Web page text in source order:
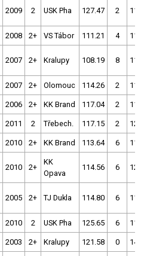
2009 2 USK Pha 127.47 2
2008 2+ VS Tábor 111.21 4
2007 2+ Kralupy 108.19 8
2007 2+ Olomouc 114.26 2
2006 2+ KK Brand 117.04 2
2011 2 Třebech. 117.15 2
2010 2+ KK Brand 113.64 6
2010 2+
KK
Opava
114.56 6
2005 2+ TJ Dukla 114.80 6
2010 2 USK Pha 125.65 6
2003 2+ Kralupy 121.58 0